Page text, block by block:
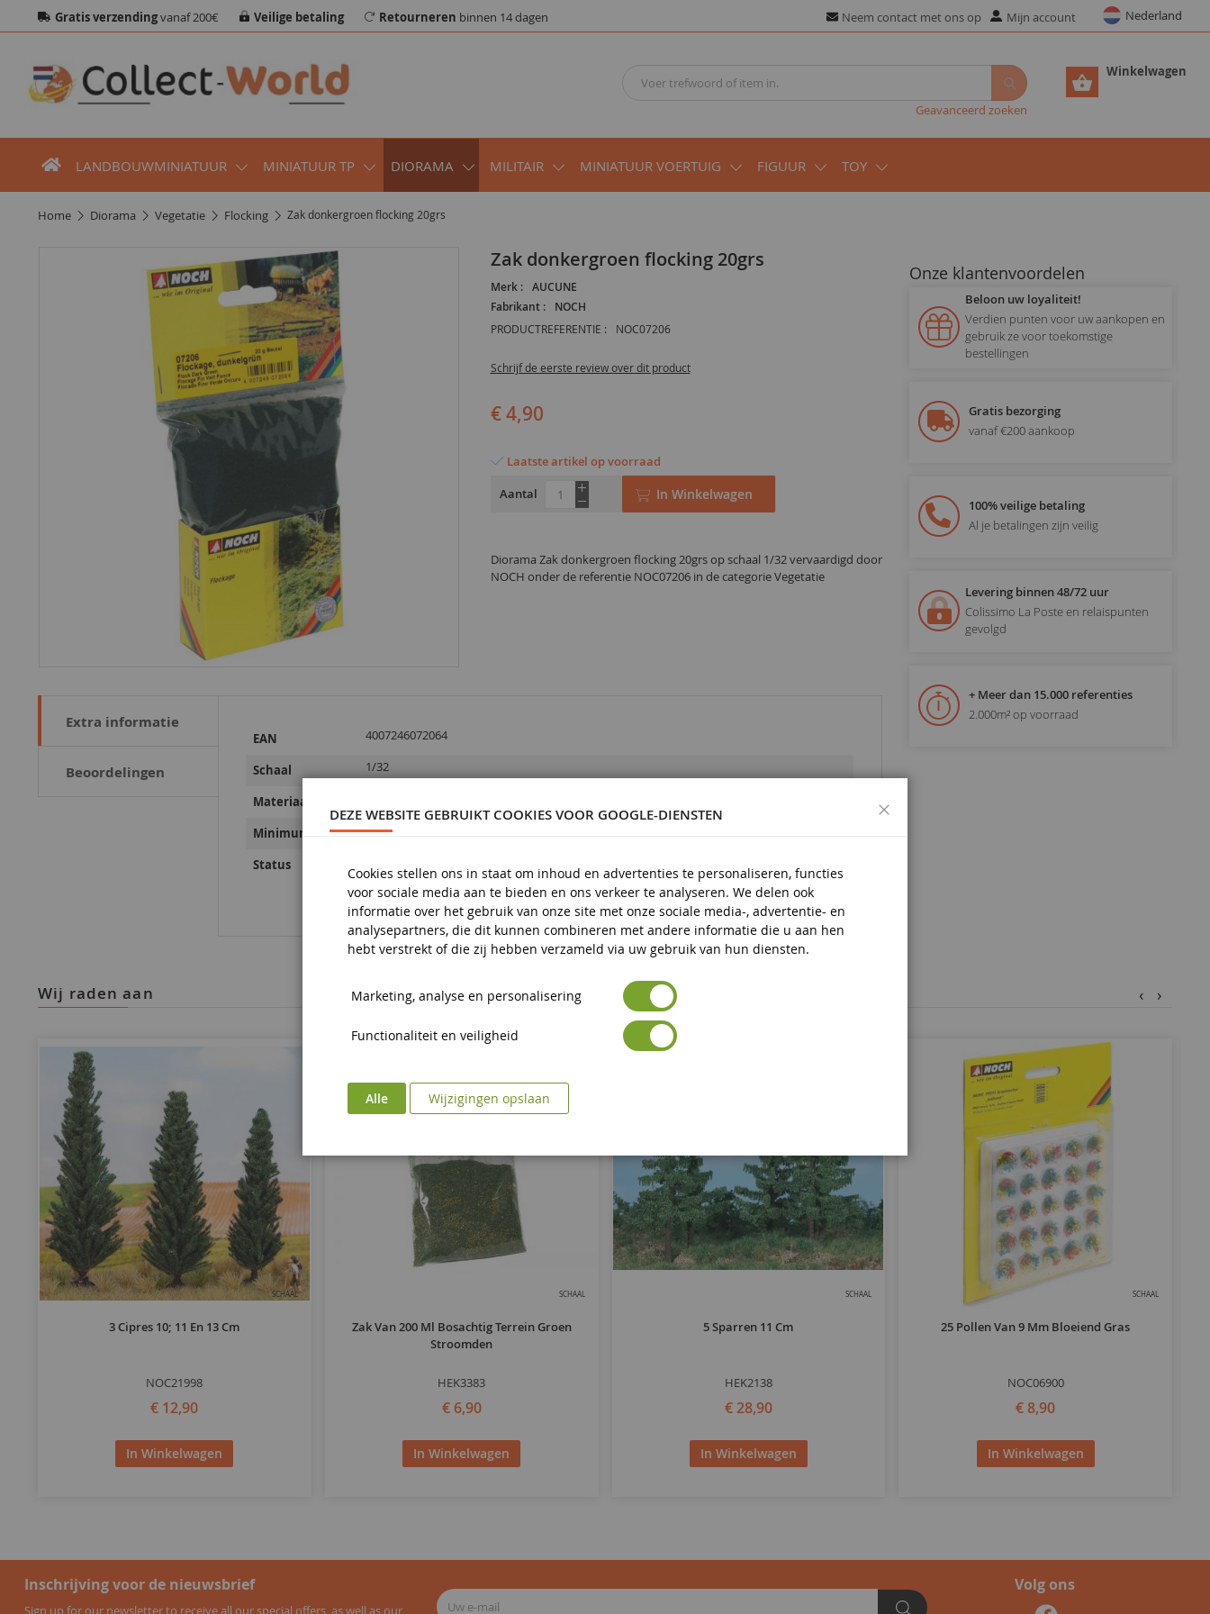
Gratis verzendingvanaf 200€ Veilige betaling Retourneren binnen 14 dagen Neem contact met ons op Mijn account Nederland
Winkelwagen
Geavanceerd zoeken
LANDBOUWMINIATUUR MINIATUUR TP DIORAMA MILITAIR MINIATUUR VOERTUIG FIGUUR TOY
home diorama vegetatie flocking Zak donkergroen flocking 20grs
Zak donkergroen flocking 20grs
Merk :
AUCUNE
Fabrikant :
NOCH
PRODUCTREFERENTIE : NOC07206
Schrijf de eerste review over dit product
€ 4,90
Laatste artikel op voorraad
Aantal
In Winkelwagen
Diorama Zak donkergroen flocking 20grs op schaal 1/32 vervaardigd door
NOCH onder de referentie NOC07206 in de categorie Vegetatie
Extra informatie
Beoordelingen
informatie
EAN 4007246072064
Schaal 1/32
Materiaal
Minimumleeftijd 14 jaar en ouder
Status
Onze klantenvoordelen
Beloon uw loyaliteit!
Verdien punten voor uw aankopen en
gebruik ze voor toekomstige
bestellingen
Gratis bezorging
vanaf €200 aankoop
100% veilige betaling
Al je betalingen zijn veilig
Levering binnen 48/72 uur
Colissimo La Poste en relaispunten
gevolgd
+ Meer dan 15.000 referenties
2.000m² op voorraad
wij raden aan
SCHAAL
3 Cipres 10; 11 En 13 Cm
NOC21998
€ 12,90
In Winkelwagen
SCHAAL
Zak Van 200 Ml Bosachtig Terrein Groen
Stroomden
HEK3383
€ 6,90
In Winkelwagen
SCHAAL
5 Sparren 11 Cm
HEK2138
€ 28,90
In Winkelwagen
SCHAAL
25 Pollen Van 9 Mm Bloeiend Gras
NOC06900
€ 8,90
In Winkelwagen
‹ ›
Inschrijving voor de nieuwsbrief
Sign up for our newsletter to receive all our special offers, as well as our
Volg ons
DEZE WEBSITE GEBRUIKT COOKIES VOOR GOOGLE-DIENSTEN
Cookies stellen ons in staat om inhoud en advertenties te personaliseren, functies
voor sociale media aan te bieden en ons verkeer te analyseren. We delen ook
informatie over het gebruik van onze site met onze sociale media-, advertentie- en
analysepartners, die dit kunnen combineren met andere informatie die u aan hen
hebt verstrekt of die zij hebben verzameld via uw gebruik van hun diensten.
Marketing, analyse en personalisering
Functionaliteit en veiligheid
Alle Wijzigingen opslaan